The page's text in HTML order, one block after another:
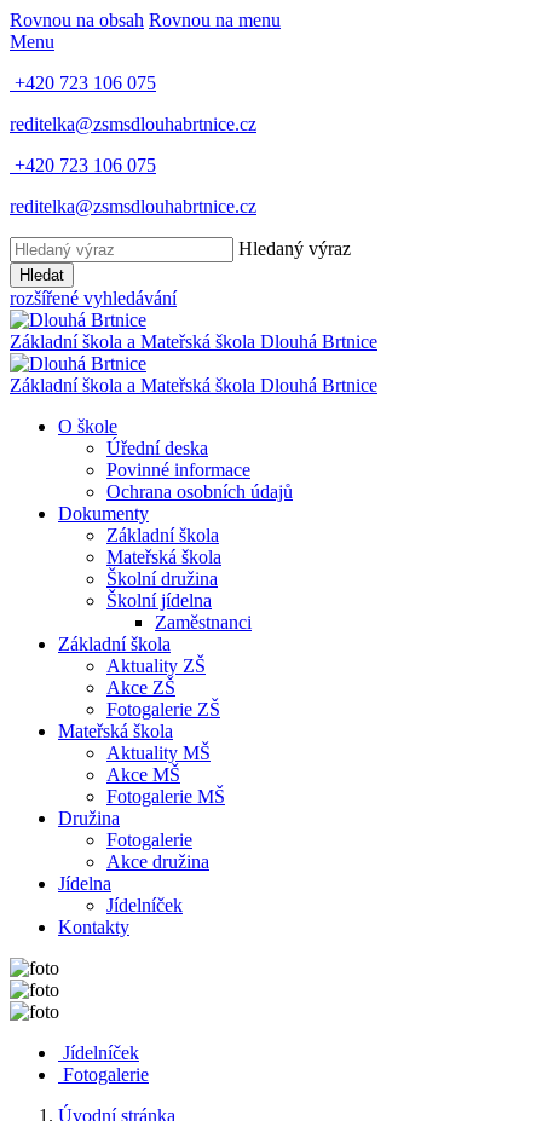
Rovnou na obsah Rovnou na menu
Menu
+420 723 106 075
reditelka@zsmsdlouhabrtnice.cz
+420 723 106 075
reditelka@zsmsdlouhabrtnice.cz
Hledaný výraz
Hledat
rozšířené vyhledávání
Základní škola a Mateřská škola Dlouhá Brtnice
Základní škola a Mateřská škola Dlouhá Brtnice
O škole
Úřední deska
Povinné informace
Ochrana osobních údajů
Dokumenty
Základní škola
Mateřská škola
Školní družina
Školní jídelna
Zaměstnanci
Základní škola
Aktuality ZŠ
Akce ZŠ
Fotogalerie ZŠ
Mateřská škola
Aktuality MŠ
Akce MŠ
Fotogalerie MŠ
Družina
Fotogalerie
Akce družina
Jídelna
Jídelníček
Kontakty
Jídelníček
Fotogalerie
Úvodní stránka